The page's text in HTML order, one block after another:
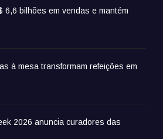
6,6 bilhões em vendas e mantém
à mesa transformam refeições em
2026 anuncia curadores das